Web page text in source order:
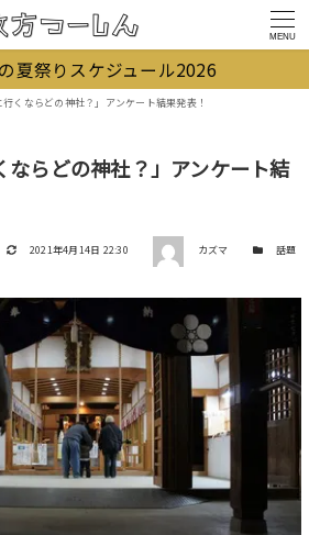
MENU
夏祭りスケジュール2026
行くならどの神社？」アンケート結果発表！
ならどの神社？」アンケート結
更新日
2021年4月14日 22:30 著者 カズマ カテゴリー
話題